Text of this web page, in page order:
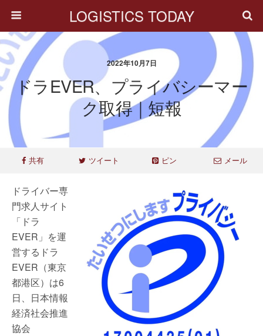
LOGISTICS TODAY
2022年10月7日
ドラEVER、プライバシーマー
ク取得｜短報
共有 ツイート ピン メール
ドライバー専
門求人サイト
「ドラ
EVER」を運
営するドラ
EVER（東京
都港区）は6
日、日本情報
経済社会推進
協会